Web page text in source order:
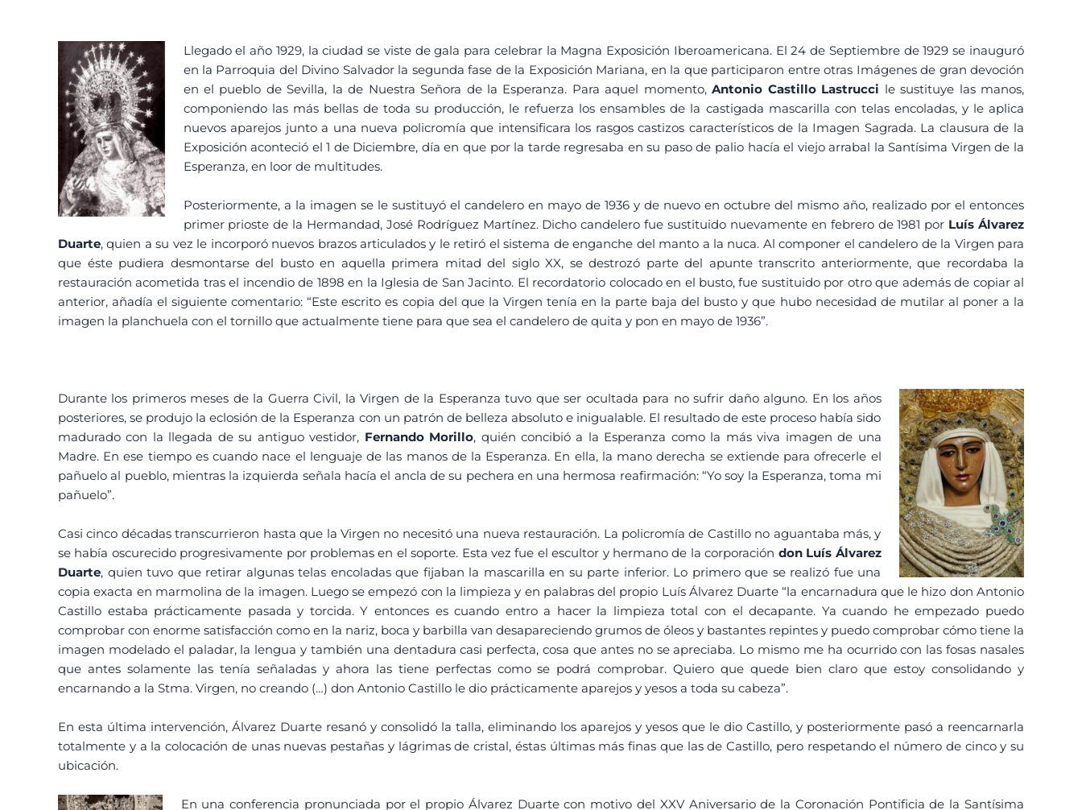
Llegado el año 1929, la ciudad se viste de gala para celebrar la Magna Exposición Iberoamericana. El 24 de Septiembre de 1929 se inauguró
en la Parroquia del Divino Salvador la segunda fase de la Exposición Mariana, en la que participaron entre otras Imágenes de gran devoción
en el pueblo de Sevilla, la de Nuestra Señora de la Esperanza. Para aquel momento,Antonio Castillo Lastrucci le sustituye las manos,
componiendo las más bellas de toda su producción, le refuerza los ensambles de la castigada mascarilla con telas encoladas, y le aplica
nuevos aparejos junto a una nueva policromía que intensificara los rasgos castizos característicos de la Imagen Sagrada. La clausura de la
Exposición aconteció el 1 de Diciembre, día en que por la tarde regresaba en su paso de palio hacía el viejo arrabal la Santísima Virgen de la
Esperanza, en loor de multitudes.
Posteriormente, a la imagen se le sustituyó el candelero en mayo de 1936 y de nuevo en octubre del mismo año, realizado por el entonces
primer prioste de la Hermandad, José Rodríguez Martínez. Dicho candelero fue sustituido nuevamente en febrero de 1981 por Luís Álvarez
Duarte, quien a su vez le incorporó nuevos brazos articulados y le retiró el sistema de enganche del manto a la nuca. Al componer el candelero de la Virgen para
que éste pudiera desmontarse del busto en aquella primera mitad del siglo XX, se destrozó parte del apunte transcrito anteriormente, que recordaba la
restauración acometida tras el incendio de 1898 en la Iglesia de San Jacinto. El recordatorio colocado en el busto, fue sustituido por otro que además de copiar al
anterior, añadía el siguiente comentario: “Este escrito es copia del que la Virgen tenía en la parte baja del busto y que hubo necesidad de mutilar al poner a la
imagen la planchuela con el tornillo que actualmente tiene para que sea el candelero de quita y pon en mayo de 1936”.
Durante los primeros meses de la Guerra Civil, la Virgen de la Esperanza tuvo que ser ocultada para no sufrir daño alguno. En los años
posteriores, se produjo la eclosión de la Esperanza con un patrón de belleza absoluto e inigualable. El resultado de este proceso había sido
madurado con la llegada de su antiguo vestidor, Fernando Morillo, quién concibió a la Esperanza como la más viva imagen de una
Madre. En ese tiempo es cuando nace el lenguaje de las manos de la Esperanza. En ella, la mano derecha se extiende para ofrecerle el
pañuelo al pueblo, mientras la izquierda señala hacía el ancla de su pechera en una hermosa reafirmación: “Yo soy la Esperanza, toma mi
pañuelo”.
Casi cinco décadas transcurrieron hasta que la Virgen no necesitó una nueva restauración. La policromía de Castillo no aguantaba más, y
se había oscurecido progresivamente por problemas en el soporte. Esta vez fue el escultor y hermano de la corporación don Luís Álvarez
Duarte, quien tuvo que retirar algunas telas encoladas que fijaban la mascarilla en su parte inferior. Lo primero que se realizó fue una
copia exacta en marmolina de la imagen. Luego se empezó con la limpieza y en palabras del propio Luís Álvarez Duarte “la encarnadura que le hizo don Antonio
Castillo estaba prácticamente pasada y torcida. Y entonces es cuando entro a hacer la limpieza total con el decapante. Ya cuando he empezado puedo
comprobar con enorme satisfacción como en la nariz, boca y barbilla van desapareciendo grumos de óleos y bastantes repintes y puedo comprobar cómo tiene la
imagen modelado el paladar, la lengua y también una dentadura casi perfecta, cosa que antes no se apreciaba. Lo mismo me ha ocurrido con las fosas nasales
que antes solamente las tenía señaladas y ahora las tiene perfectas como se podrá comprobar. Quiero que quede bien claro que estoy consolidando y
encarnando a la Stma. Virgen, no creando (…) don Antonio Castillo le dio prácticamente aparejos y yesos a toda su cabeza”.
En esta última intervención, Álvarez Duarte resanó y consolidó la talla, eliminando los aparejos y yesos que le dio Castillo, y posteriormente pasó a reencarnarla
totalmente y a la colocación de unas nuevas pestañas y lágrimas de cristal, éstas últimas más finas que las de Castillo, pero respetando el número de cinco y su
ubicación.
En una conferencia pronunciada por el propio Álvarez Duarte con motivo del XXV Aniversario de la Coronación Pontificia de la Santísima